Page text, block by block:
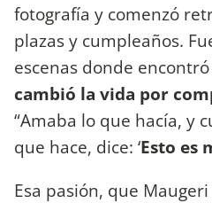
fotografía y comenzó
plazas y cumpleaños.
escenas donde
cambió la vida por
“Amaba lo que hacía, y
que hace, dice: ‘Esto es
Esa pasión, que